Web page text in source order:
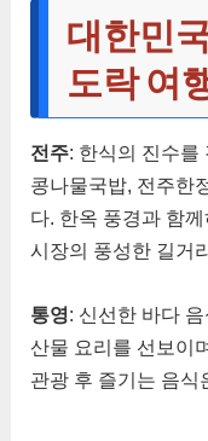
대한민
도락 여
전주: 한식의 진수를
콩나물국밥, 전주한
다. 한옥 풍경과 함
시장의 풍성한 길거
통영: 신선한 바다
산물 요리를 선보이
관광 후 즐기는 음식